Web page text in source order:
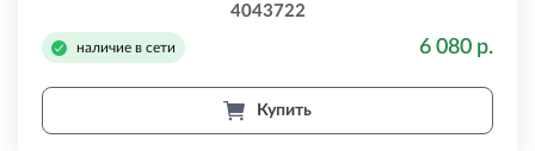
4043722
наличие в сети 6 080 р.
Купить